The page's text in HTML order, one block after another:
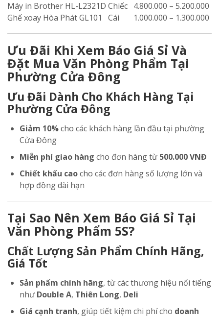
Máy in Brother HL-L2321D Chiếc 4.800.000 – 5.200.000
Ghế xoay Hòa Phát GL101
Cái 1.000.000 – 1.300.000
Ưu Đãi Khi Xem Báo Giá Sỉ Và
Đặt Mua Văn Phòng Phẩm Tại
Phường Cửa Đông
Ưu Đãi Dành Cho Khách Hàng Tại
Phường Cửa Đông
Giảm 10%cho các khách hàng lần đầu tại phường
Cửa Đông
Miễn phí giao hàng cho đơn hàng từ 500.000 VNĐ
Chiết khấu caocho các đơn hàng số lượng lớn và
hợp đồng dài hạn
Tại Sao Nên Xem Báo Giá Sỉ Tại
Văn Phòng Phẩm 5S?
Chất Lượng Sản Phẩm Chính Hãng,
Giá Tốt
Sản phẩm chính hãng, từ các thương hiệu nổi tiếng
như Double A, Thiên Long, Deli
Giá cạnh tranh, giúp tiết kiệm chi phí cho doanh